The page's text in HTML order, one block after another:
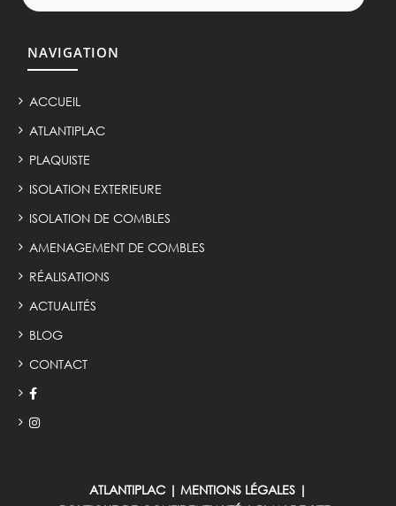
NAVIGATION
ACCUEIL
ATLANTIPLAC
PLAQUISTE
ISOLATION EXTERIEURE
ISOLATION DE COMBLES
AMENAGEMENT DE COMBLES
RÉALISATIONS
ACTUALITÉS
BLOG
CONTACT
ATLANTIPLAC | MENTIONS LÉGALES |